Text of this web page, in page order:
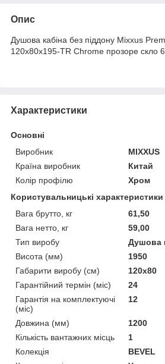
Опис
Душова кабіна без піддону Mixxus
120x80x195-TR Chrome прозоре скло
Характеристики
Основні
Виробник
MIXXUS
Країна виробник
Китай
Колір профілю
Хром
Користувальницькі характеристики
Вага брутто, кг
61,50
Вага нетто, кг
59,00
Тип виробу
Душова
Висота (мм)
1950
Габарити виробу (см)
120x80
Гарантійний термін (міс)
24
Гарантія на комплектуючі
(міс)
12
Довжина (мм)
1200
Кількість вантажних місць
1
Колекція
BEVEL